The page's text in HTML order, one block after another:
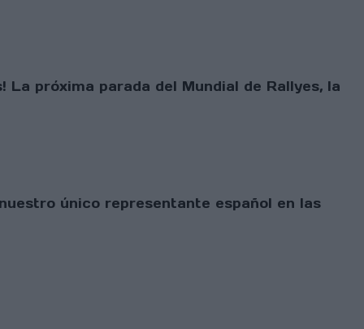
próxima parada del Mundial de Rallyes, la
único representante español en las